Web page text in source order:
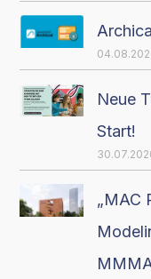
Neue
Start!
„MAC